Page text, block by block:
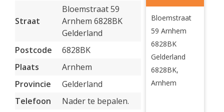
Straat
Bloemstraat 59
Arnhem 6828BK
Gelderland
Postcode
6828BK
Plaats
Arnhem
Provincie
Gelderland
Telefoon
Nader te bepalen.
Bloemstraat
59 Arnhem
6828BK
Gelderland
6828BK,
Arnhem